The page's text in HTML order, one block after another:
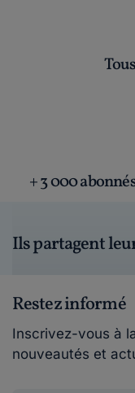
+ 3 000
Ils partagent
Restez informé
Inscrivez-vous à
nouveautés et